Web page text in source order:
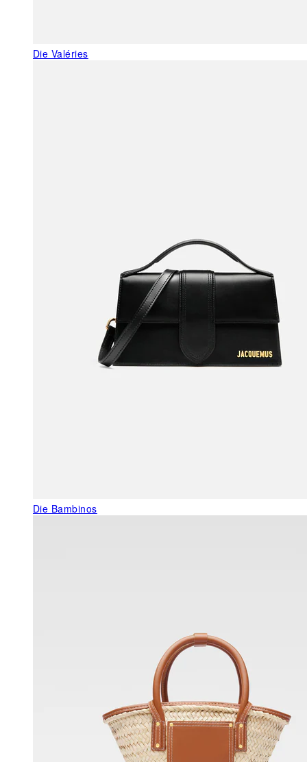
Die Valéries
Die Bambinos